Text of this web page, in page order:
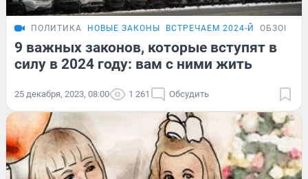
ПОЛИТИКА НОВЫЕ ЗАКОНЫ ВСТРЕЧАЕМ 2024-Й ОБЗОР
9 важных законов, которые вступят в
силу в 2024 году: вам с ними жить
25 декабря, 2023, 08:00 1 261 Обсудить